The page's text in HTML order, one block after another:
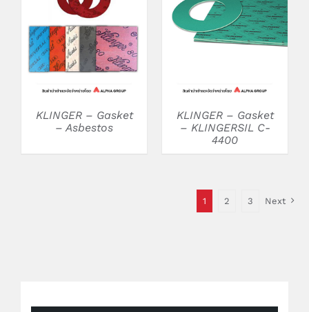
DETAILS
KLINGER – Gasket
– Asbestos
DETAILS
KLINGER – Gasket
– KLINGERSIL C-
4400
1 2 3 Next